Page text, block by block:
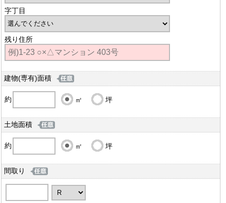
字丁目
残り住所
建物(専有)面積
約 ㎡ 坪
土地面積
約 ㎡ 坪
間取り